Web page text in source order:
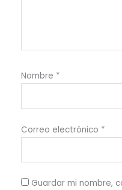
Nombre *
Correo electrónico *
Guardar mi nombre,